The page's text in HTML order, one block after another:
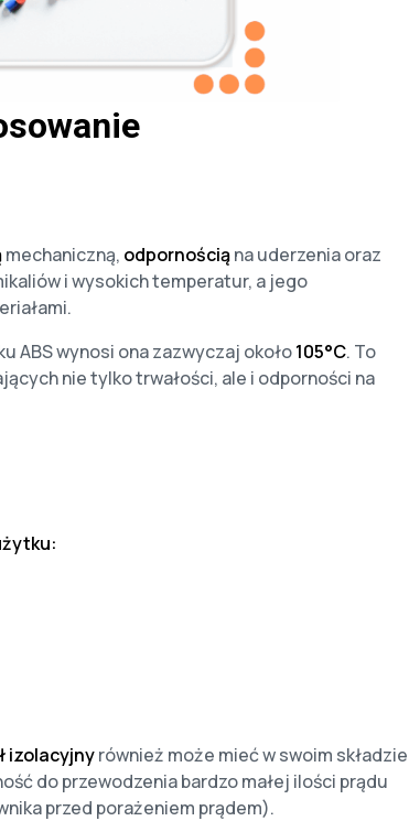
mechaniczną, odpornościąna uderzenia oraz
i wysokich temperatur, a jego
ABS wynosi ona zazwyczaj około105°C. To
nie tylko trwałości, ale i odporności na
izolacyjnyrównież może mieć w swoim składzie
do przewodzenia bardzo małej ilości prądu
przed porażeniem prądem).